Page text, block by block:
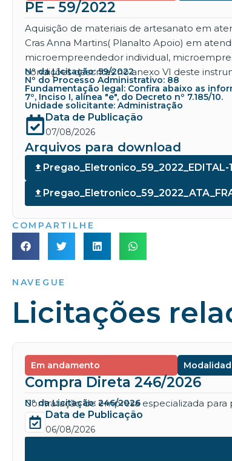
PE – 59/2022
Aquisição de materiais de artesanato em
Cras Anna Martins( Planalto Apoio) em
microempreendedor individual,
condições descritas no anexo VI deste
Nº da Licitação: 59/2022
Nº do Processo Administrativo: 88
Fundamentação legal: Confira abaixo as
7º, Inciso I, alínea "e", do Decreto nº 7.185/10.
Unidade solicitante: Administração
Data de Publicação
07/08/2026
Arquivos para download
Pregao_Eletronico_59_2022_EDITAL-
COMPARTILHE
NAVEGUE
Licitações
Em andamento
Compra Direta 246/2026
Contratação de empresa especializada para
Nº da Licitação: 246/2026
Data de Publicação
06/08/2026